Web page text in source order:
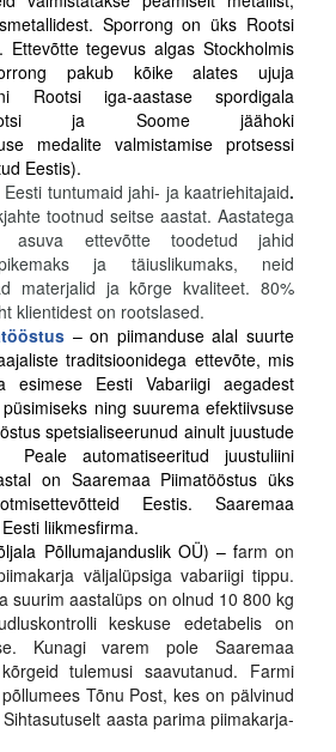
Sporrong on üks Rootsi
Ettevõtte tegevus algas Stockholmis
pakub kõike alates ujuja
Rootsi iga-aastase spordigala
ja Soome jäähoki
medalite valmistamise protsessi
Eestis).
Eesti tuntumaid jahi- ja kaatriehitajaid.
tootnud seitse aastat. Aastatega
asuva ettevõtte toodetud jahid
ja täiuslikumaks, neid
materjalid ja kõrge kvaliteet. 80%
klientidest on rootslased.
– on piimanduse alal suurte
traditsioonidega ettevõte, mis
esimese Eesti Vabariigi aegadest
ning suurema efektiivsuse
spetsialiseerunud ainult juustude
automatiseeritud juustuliini
on Saaremaa Piimatööstus üks
Eestis. Saaremaa
liikmesfirma.
Põllumajanduslik OÜ) – farm on
väljalüpsiga vabariigi tippu.
suurim aastalüps on olnud 10 800 kg
keskuse edetabelis on
Kunagi varem pole Saaremaa
tulemusi saavutanud. Farmi
Tõnu Post, kes on pälvinud
aasta parima piimakarja­